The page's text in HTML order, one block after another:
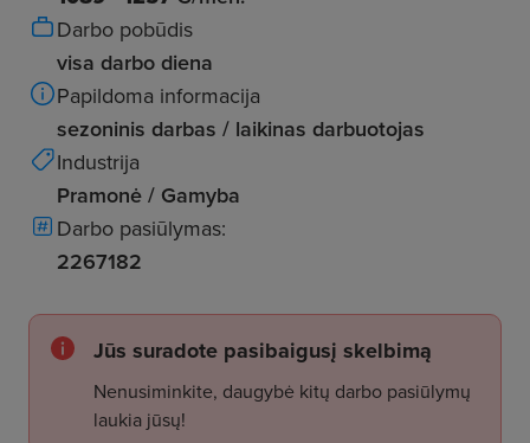
Darbo pobūdis
visa darbo diena
Papildoma informacija
sezoninis darbas / laikinas darbuotojas
Industrija
Pramonė / Gamyba
Darbo pasiūlymas:
2267182
Jūs suradote pasibaigusį skelbimą
Nenusiminkite, daugybė kitų darbo pasiūlymų
laukia jūsų!